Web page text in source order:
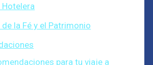
Hotelera
de la Fé y el Patrimonio
para tu viaje a